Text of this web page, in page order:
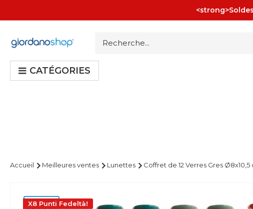
au
Giordano
CATÉGORIES
Accueil Meilleures ventes Lunettes Coffret de 12 Verres Gres Ø8x10,5
X8 Punti Fedeltà!